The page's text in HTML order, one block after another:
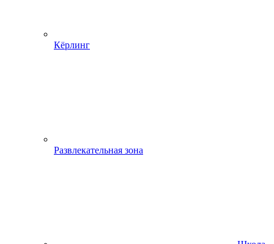
Кёрлинг
Развлекательная зона